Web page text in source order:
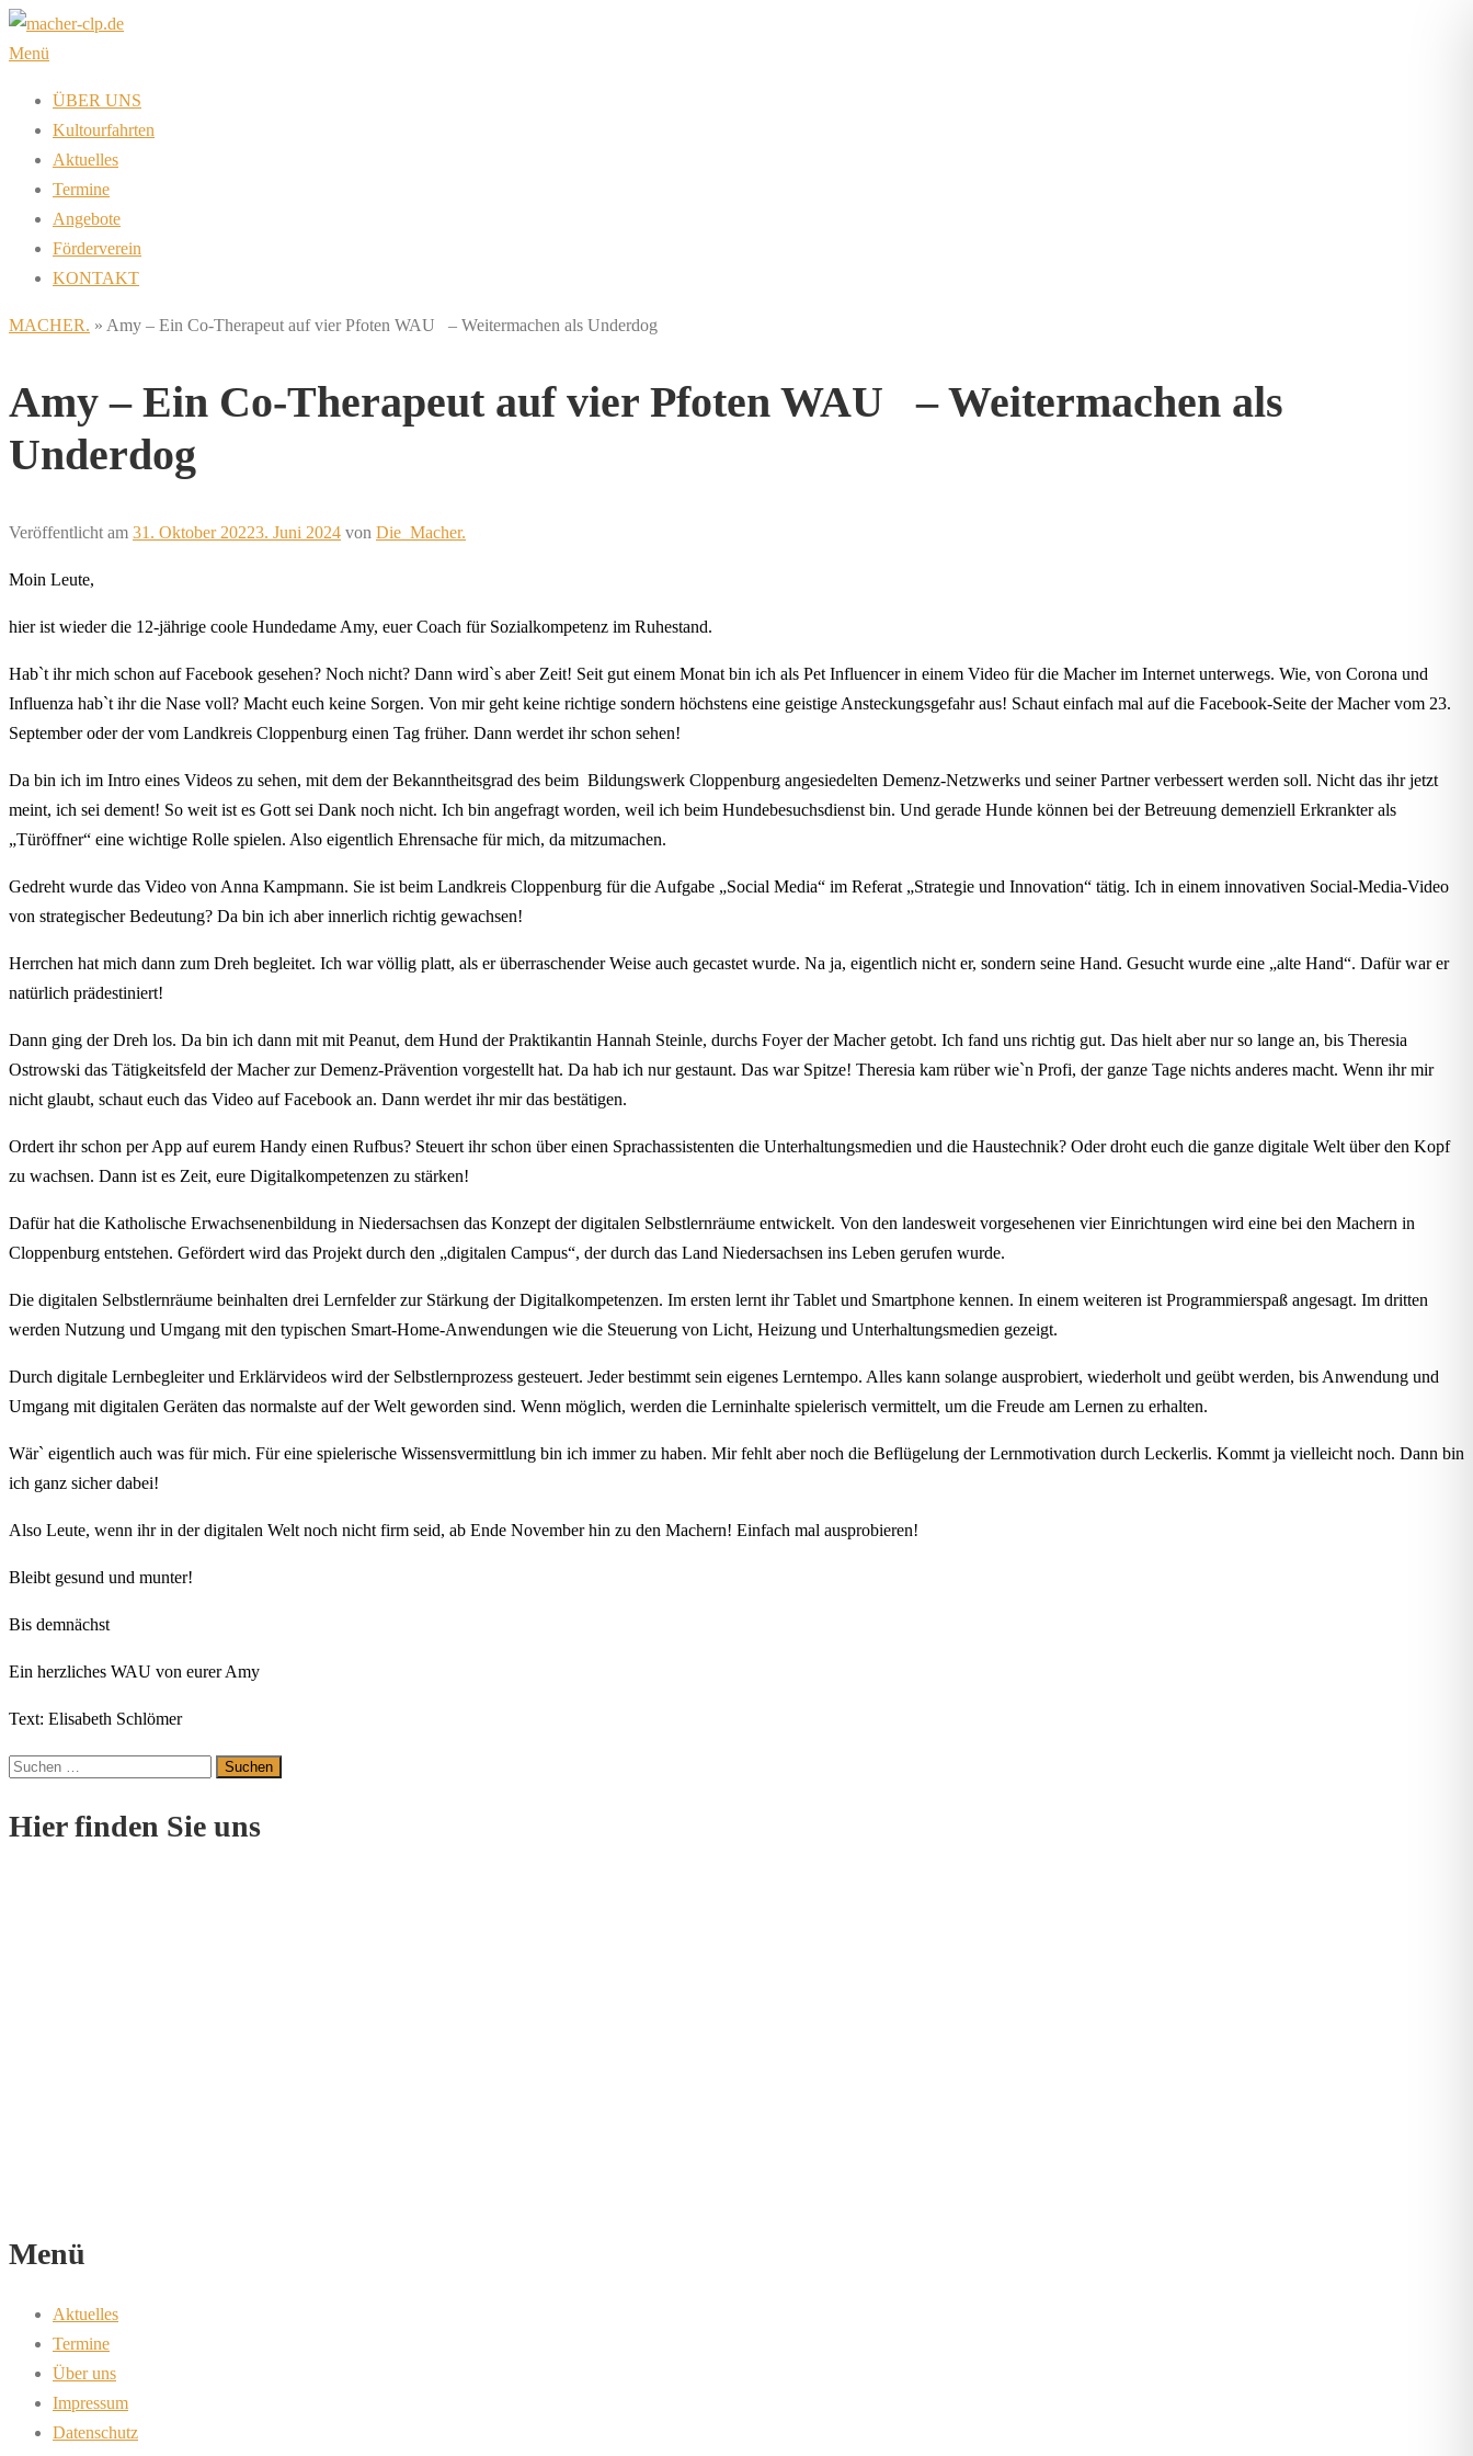
Zum
Inhalt
Menü
ÜBER UNS
Kultourfahrten
Aktuelles
Termine
Angebote
Förderverein
KONTAKT
MACHER. » Amy – Ein Co-Therapeut auf vier Pfoten WAU – Weitermachen als Underdog
Amy – Ein Co-Therapeut auf vier Pfoten WAU – Weitermachen als
Underdog
Veröffentlicht am 31. Oktober 20223. Juni 2024 von Die_Macher.
Moin Leute,
hier ist wieder die 12-jährige coole Hundedame Amy, euer Coach für Sozialkompetenz im Ruhestand.
Hab`t ihr mich schon auf Facebook gesehen? Noch nicht? Dann wird`s aber Zeit! Seit gut einem Monat bin ich als Pet Influencer in einem Video für die Macher im Internet unterwegs. Wie, von Corona und
Influenza hab`t ihr die Nase voll? Macht euch keine Sorgen. Von mir geht keine richtige sondern höchstens eine geistige Ansteckungsgefahr aus! Schaut einfach mal auf die Facebook-Seite der Macher vom 23.
September oder der vom Landkreis Cloppenburg einen Tag früher. Dann werdet ihr schon sehen!
Da bin ich im Intro eines Videos zu sehen, mit dem der Bekanntheitsgrad des beim Bildungswerk Cloppenburg angesiedelten Demenz-Netzwerks und seiner Partner verbessert werden soll. Nicht das ihr jetzt
meint, ich sei dement! So weit ist es Gott sei Dank noch nicht. Ich bin angefragt worden, weil ich beim Hundebesuchsdienst bin. Und gerade Hunde können bei der Betreuung demenziell Erkrankter als
„Türöffner“ eine wichtige Rolle spielen. Also eigentlich Ehrensache für mich, da mitzumachen.
Gedreht wurde das Video von Anna Kampmann. Sie ist beim Landkreis Cloppenburg für die Aufgabe „Social Media“ im Referat „Strategie und Innovation“ tätig. Ich in einem innovativen Social-Media-Video
von strategischer Bedeutung? Da bin ich aber innerlich richtig gewachsen!
Herrchen hat mich dann zum Dreh begleitet. Ich war völlig platt, als er überraschender Weise auch gecastet wurde. Na ja, eigentlich nicht er, sondern seine Hand. Gesucht wurde eine „alte Hand“. Dafür war er
natürlich prädestiniert!
Dann ging der Dreh los. Da bin ich dann mit mit Peanut, dem Hund der Praktikantin Hannah Steinle, durchs Foyer der Macher getobt. Ich fand uns richtig gut. Das hielt aber nur so lange an, bis Theresia
Ostrowski das Tätigkeitsfeld der Macher zur Demenz-Prävention vorgestellt hat. Da hab ich nur gestaunt. Das war Spitze! Theresia kam rüber wie`n Profi, der ganze Tage nichts anderes macht. Wenn ihr mir
nicht glaubt, schaut euch das Video auf Facebook an. Dann werdet ihr mir das bestätigen.
Ordert ihr schon per App auf eurem Handy einen Rufbus? Steuert ihr schon über einen Sprachassistenten die Unterhaltungsmedien und die Haustechnik? Oder droht euch die ganze digitale Welt über den Kopf
zu wachsen. Dann ist es Zeit, eure Digitalkompetenzen zu stärken!
Dafür hat die Katholische Erwachsenenbildung in Niedersachsen das Konzept der digitalen Selbstlernräume entwickelt. Von den landesweit vorgesehenen vier Einrichtungen wird eine bei den Machern in
Cloppenburg entstehen. Gefördert wird das Projekt durch den „digitalen Campus“, der durch das Land Niedersachsen ins Leben gerufen wurde.
Die digitalen Selbstlernräume beinhalten drei Lernfelder zur Stärkung der Digitalkompetenzen. Im ersten lernt ihr Tablet und Smartphone kennen. In einem weiteren ist Programmierspaß angesagt. Im dritten
werden Nutzung und Umgang mit den typischen Smart-Home-Anwendungen wie die Steuerung von Licht, Heizung und Unterhaltungsmedien gezeigt.
Durch digitale Lernbegleiter und Erklärvideos wird der Selbstlernprozess gesteuert. Jeder bestimmt sein eigenes Lerntempo. Alles kann solange ausprobiert, wiederholt und geübt werden, bis Anwendung und
Umgang mit digitalen Geräten das normalste auf der Welt geworden sind. Wenn möglich, werden die Lerninhalte spielerisch vermittelt, um die Freude am Lernen zu erhalten.
Wär` eigentlich auch was für mich. Für eine spielerische Wissensvermittlung bin ich immer zu haben. Mir fehlt aber noch die Beflügelung der Lernmotivation durch Leckerlis. Kommt ja vielleicht noch. Dann bin
ich ganz sicher dabei!
Also Leute, wenn ihr in der digitalen Welt noch nicht firm seid, ab Ende November hin zu den Machern! Einfach mal ausprobieren!
Bleibt gesund und munter!
Bis demnächst
Ein herzliches WAU von eurer Amy
Text: Elisabeth Schlömer
Suchen
Hier finden Sie uns
Menü
Aktuelles
Termine
Über uns
Impressum
Datenschutz